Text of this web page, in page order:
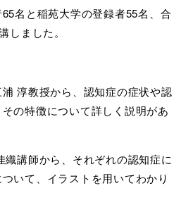
名と稲苑大学の登録者55名、合
しました。
淳教授から、認知症の症状や認
の特徴について詳しく説明があ
講師から、それぞれの認知症に
いて、イラストを用いてわかり